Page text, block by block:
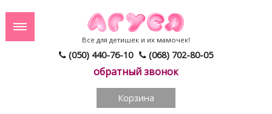
(050) 440-76-10 (068) 702-80-05
обратный звонок
Все для детишек и их мамочек!
Корзина